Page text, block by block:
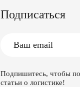
Подписаться
Подпишитесь, чтобы
статьи о логистике!